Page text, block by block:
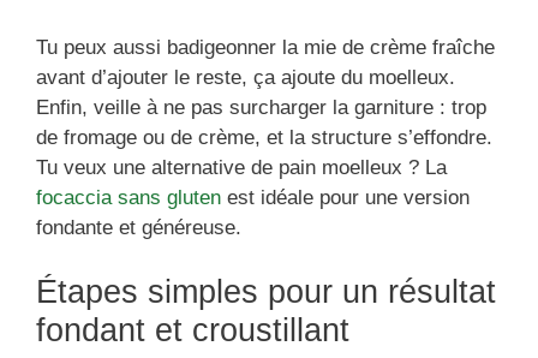
Tu peux aussi badigeonner la mie de crème fraîche
avant d’ajouter le reste, ça ajoute du moelleux.
Enfin, veille à ne pas surcharger la garniture : trop
de fromage ou de crème, et la structure s’effondre.
Tu veux une alternative de pain moelleux ? La
focaccia sans gluten est idéale pour une version
fondante et généreuse.
Étapes simples pour un résultat
fondant et croustillant